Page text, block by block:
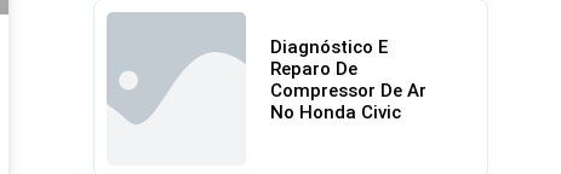
Diagnóstico E
Reparo De
Compressor De Ar
No Honda Civic